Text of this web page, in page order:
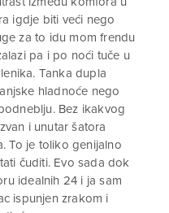
igdje biti veći nego
za to idu mom frendu
pa i po noći tuče u
Tanka dupla
hladnoće nego
Bez ikakvog
i unutar šatora
To je toliko genijalno
čuditi. Evo sada dok
idealnih 24 i ja sam
ispunjen zrakom i